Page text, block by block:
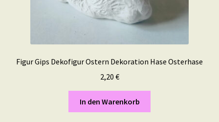
Figur Gips Dekofigur Ostern Dekoration Hase Osterhase
2,20 €
In den Warenkorb